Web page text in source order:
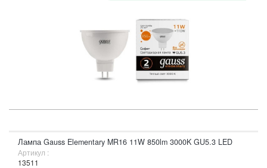
Лампа Gauss Elementary MR16 11W 850lm 3000K GU5.3 LED
Артикул :
13511